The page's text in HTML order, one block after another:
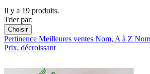
Il y a 19 produits.
Trier par:
Choisir
Pertinence Meilleures ventes Nom, A à Z
Prix, décroissant